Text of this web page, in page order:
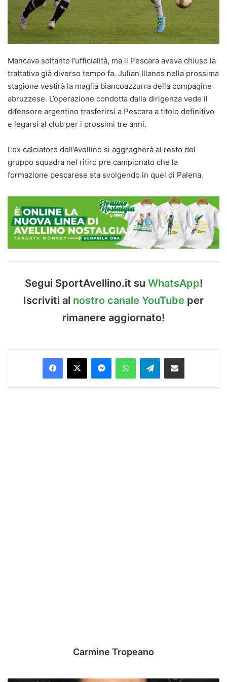
Mancava soltanto l’ufficialità, ma il Pescara aveva chiuso la
trattativa già diverso tempo fa. Julian Illanes nella prossima
stagione vestirà la maglia biancoazzurra della compagine
abruzzese. L’operazione condotta dalla dirigenza vede il
difensore argentino trasferirsi a Pescara a titolo definitivo
e legarsi al club per i prossimi tre anni.
L’ex calciatore dell’Avellino si aggregherà al resto del
gruppo squadra nel ritiro pre campionato che la
formazione pescarese sta svolgendo in quel di Palena.
Segui SportAvellino.it su WhatsApp!
Iscriviti al nostro canale YouTube per
rimanere aggiornato!
Facebook
X MessengerWhatsAppTelegramCondividi via Email
Carmine Tropeano